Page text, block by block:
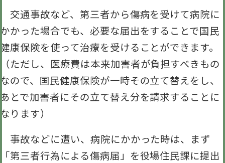
交通事故など、第三者から傷病を受けて病院に
かかった場合でも、必要な届出をすることで国民
健康保険を使って治療を受けることができます。
（ただし、医療費は本来加害者が負担すべきもの
なので、国民健康保険が一時その立て替えをし、
あとで加害者にその立て替え分を請求することに
なります）
事故などに遭い、病院にかかった時は、まず
「第三者行為による傷病届」を役場住民課に提出